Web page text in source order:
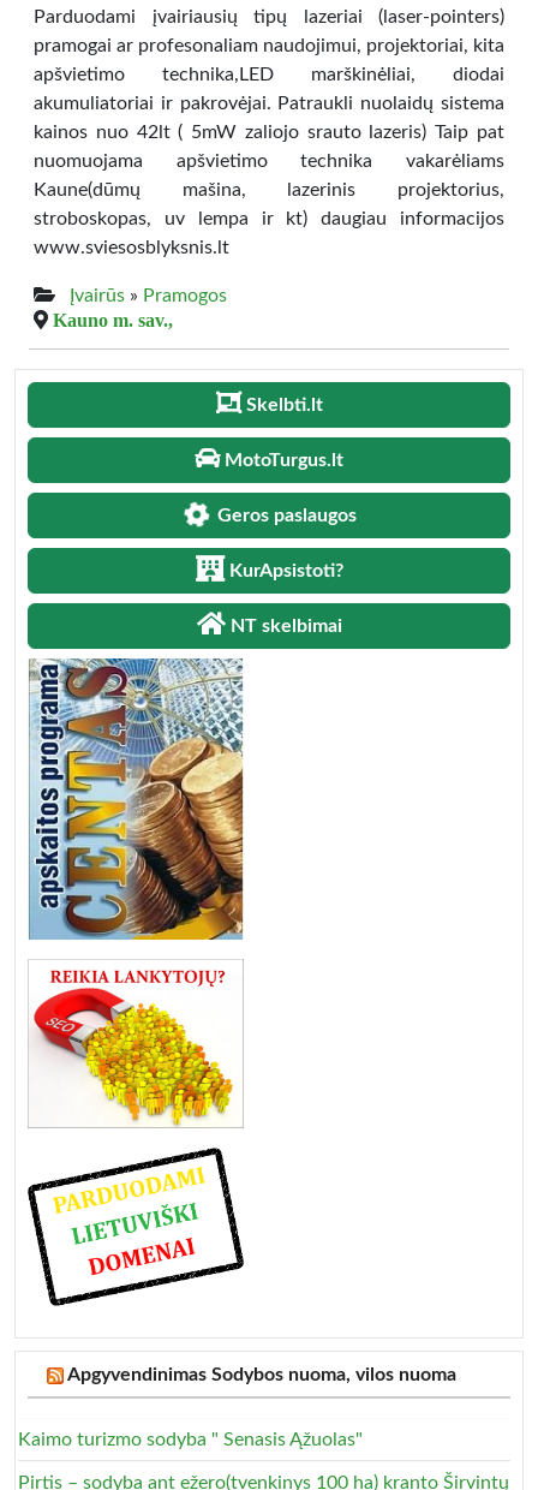
Parduodami įvairiausių tipų lazeriai (laser-pointers)
pramogai ar profesonaliam naudojimui, projektoriai, kita
apšvietimo technika,LED marškinėliai, diodai
akumuliatoriai ir pakrovėjai. Patraukli nuolaidų sistema
kainos nuo 42lt ( 5mW zaliojo srauto lazeris) Taip pat
nuomuojama apšvietimo technika vakarėliams
Kaune(dūmų mašina, lazerinis projektorius,
stroboskopas, uv lempa ir kt) daugiau informacijos
www.sviesosblyksnis.lt
Įvairūs » Pramogos
Kauno m. sav.,
Skelbti.lt
MotoTurgus.lt
Geros paslaugos
KurApsistoti?
NT skelbimai
Apgyvendinimas Sodybos nuoma, vilos nuoma
Kaimo turizmo sodyba " Senasis Ąžuolas"
Pirtis – sodyba ant ežero(tvenkinys 100 ha) kranto Širvintų